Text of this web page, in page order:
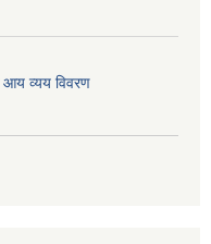
आय व्यय विवरण